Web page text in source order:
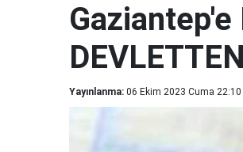
Gaziantep'e
Yayınlanma: 06 Ekim 2023 Cuma 22:10